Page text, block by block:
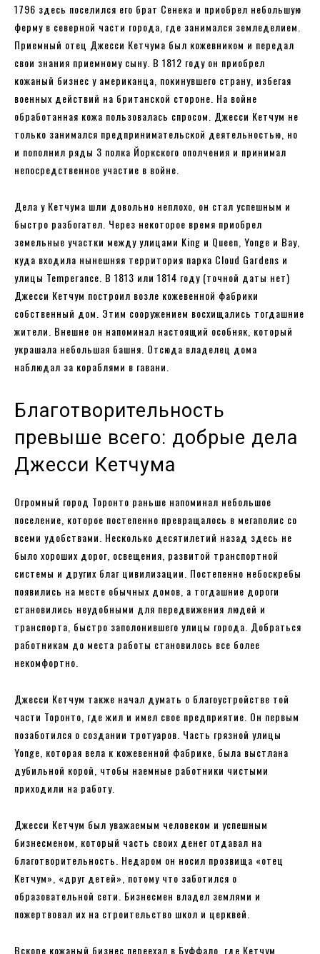
1796 здесь поселился его брат Сенека и приобрел небольшую
ферму в северной части города, где занимался земледелием.
Приемный отец Джесси Кетчума был кожевником и передал
свои знания приемному сыну. В 1812 году он приобрел
кожаный бизнес у американца, покинувшего страну, избегая
военных действий на британской стороне. На войне
обработанная кожа пользовалась спросом. Джесси Кетчум не
только занимался предпринимательской деятельностью, но
и пополнил ряды 3 полка Йоркского ополчения и принимал
непосредственное участие в войне.
Дела у Кетчума шли довольно неплохо, он стал успешным и
быстро разбогател. Через некоторое время приобрел
земельные участки между улицами King и Queen, Yonge и Bay,
куда входила нынешняя территория парка Cloud Gardens и
улицы Temperance. В 1813 или 1814 году (точной даты нет)
Джесси Кетчум построил возле кожевенной фабрики
собственный дом. Этим сооружением восхищались тогдашние
жители. Внешне он напоминал настоящий особняк, который
украшала небольшая башня. Отсюда владелец дома
наблюдал за кораблями в гавани.
Благотворительность
превыше всего: добрые дела
Джесси Кетчума
Огромный город Торонто раньше напоминал небольшое
поселение, которое постепенно превращалось в мегаполис со
всеми удобствами. Несколько десятилетий назад здесь не
было хороших дорог, освещения, развитой транспортной
системы и других благ цивилизации. Постепенно небоскребы
появились на месте обычных домов, а тогдашние дороги
становились неудобными для передвижения людей и
транспорта, быстро заполонившего улицы города. Добраться
работникам до места работы становилось все более
некомфортно.
Джесси Кетчум также начал думать о благоустройстве той
части Торонто, где жил и имел свое предприятие. Он первым
позаботился о создании тротуаров. Часть грязной улицы
Yonge, которая вела к кожевенной фабрике, была выстлана
дубильной корой, чтобы наемные работники чистыми
приходили на работу.
Джесси Кетчум был уважаемым человеком и успешным
бизнесменом, который часть своих денег отдавал на
благотворительность. Недаром он носил прозвища «отец
Кетчум», «друг детей», потому что заботился о
образовательной сети. Бизнесмен владел землями и
пожертвовал их на строительство школ и церквей.
Вскоре кожаный бизнес переехал в Буффало, где Кетчум